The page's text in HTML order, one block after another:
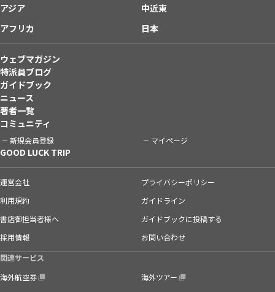
アジア
中近東
アフリカ
日本
ウェブマガジン
特派員ブログ
ガイドブック
ニュース
著者一覧
コミュニティ
新規会員登録 マイページ
GOOD LUCK TRIP
運営会社
プライバシーポリシー
利用規約
ガイドライン
書店御担当者様へ
ガイドブックに投稿する
採用情報
お問い合わせ
関連サービス
海外航空券
海外ツアー